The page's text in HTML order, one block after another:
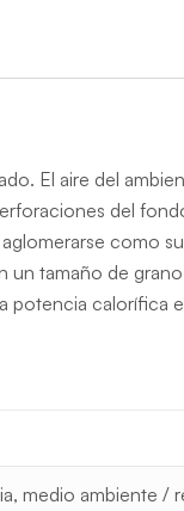
El aire del
del
como
un tamaño de
potencia calorífica
medio ambiente /